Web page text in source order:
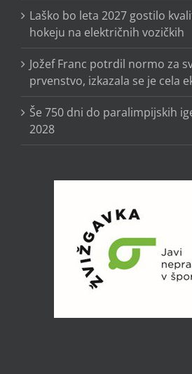
Laško bo leta 2027 gostilo
hokeju na električnih vozičkih
Jožef Franc potrdil normo za
prvenstvo, izkazala se je cela
Še 750 dni do paralimpijskih
2028